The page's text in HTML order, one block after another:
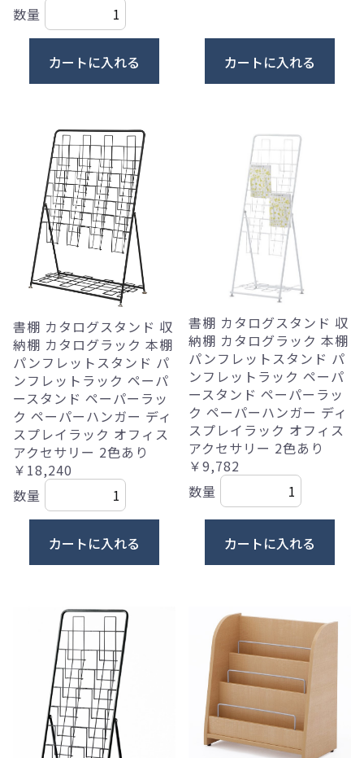
数量
カートに入れる カートに入れる
書棚 カタログスタンド 収
納棚 カタログラック 本棚
パンフレットスタンド パ
ンフレットラック ペーパ
ースタンド ペーパーラッ
ク ペーパーハンガー ディ
スプレイラック オフィス
アクセサリー 2色あり
￥18,240
数量
カートに入れる
書棚 カタログスタンド 収
納棚 カタログラック 本棚
パンフレットスタンド パ
ンフレットラック ペーパ
ースタンド ペーパーラッ
ク ペーパーハンガー ディ
スプレイラック オフィス
アクセサリー 2色あり
￥9,782
数量
カートに入れる